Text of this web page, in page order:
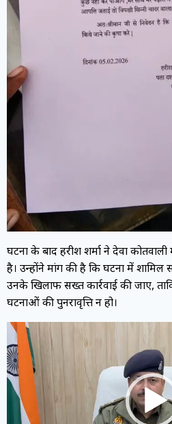
घटना के बाद हरीश शर्मा ने देवा
है। उन्होंने मांग की है कि घटना में
उनके खिलाफ सख्त कार्रवाई की जाए,
घटनाओं की पुनरावृत्ति न हो।
Video
Player